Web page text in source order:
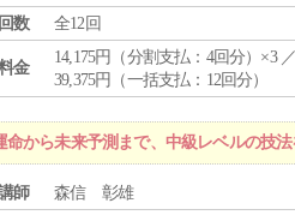
回数
全12回
金
14,175円（分割支払：4回分）×3
39,375円（一括支払：12回分）
から未来予測まで、中級レベルの技法
師
森信 彰雄